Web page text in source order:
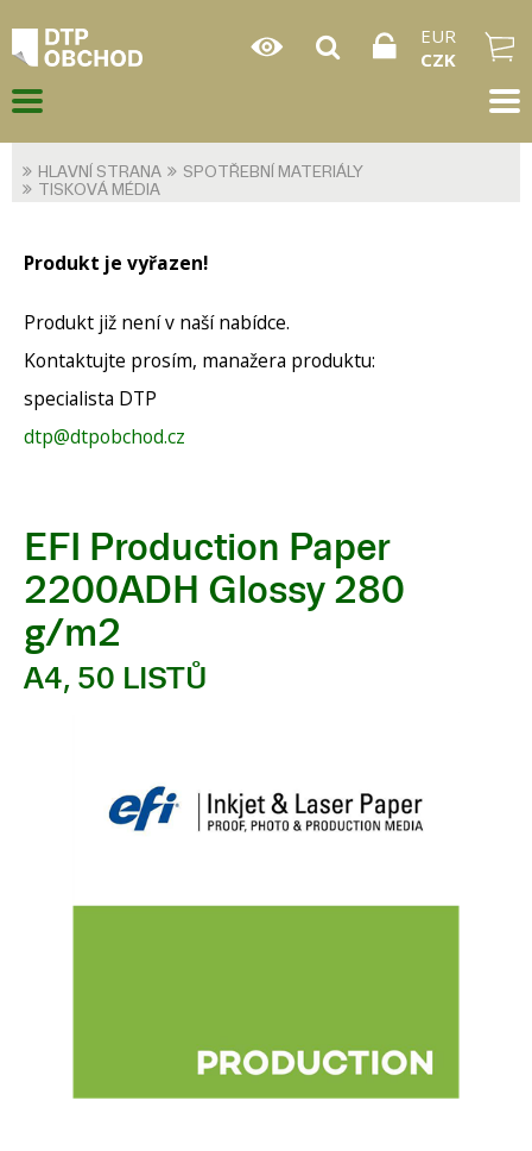
EUR
CZK
HLAVNÍ STRANA
SPOTŘEBNÍ MATERIÁLY
TISKOVÁ MÉDIA
Produkt je vyřazen!
Produkt již není v naší nabídce.
Kontaktujte prosím, manažera produktu:
specialista DTP
dtp@dtpobchod.cz
EFI Production Paper
2200ADH Glossy 280
g/m2
A4, 50 LISTŮ